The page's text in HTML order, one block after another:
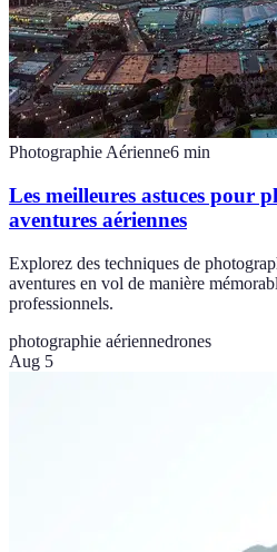
Photographie Aérienne6 min
Les meilleures astuces pour
aventures aériennes
Explorez des techniques de
aventures en vol de manière
professionnels.
photographie aériennedrones
Aug 5